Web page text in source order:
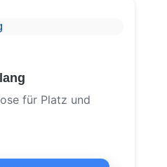
für Platz und